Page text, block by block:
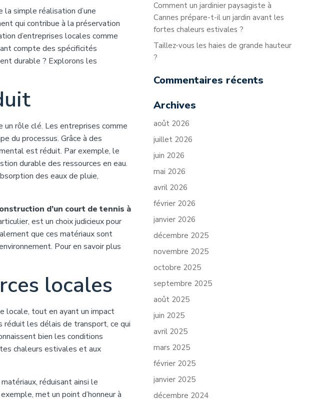
la simple réalisation d’une
qui contribue à la préservation
d’entreprises locales comme
compte des spécificités
durable ? Explorons les
un rôle clé. Les entreprises comme
du processus. Grâce à des
est réduit. Par exemple, le
durable des ressources en eau.
des eaux de pluie,
d’un court de tennis à
est un choix judicieux pour
que ces matériaux sont
Pour en savoir plus
locales
locale, tout en ayant un impact
réduit les délais de transport, ce qui
bien les conditions
chaleurs estivales et aux
réduisant ainsi le
met un point d’honneur à
Comment un jardinier paysagiste à
Cannes prépare-t-il un jardin avant les
fortes chaleurs estivales ?
Taillez-vous les haies de grande hauteur
?
Commentaires récents
Archives
août 2026
juillet 2026
juin 2026
mai 2026
avril 2026
février 2026
janvier 2026
décembre 2025
novembre 2025
octobre 2025
septembre 2025
août 2025
juin 2025
avril 2025
mars 2025
février 2025
janvier 2025
décembre 2024